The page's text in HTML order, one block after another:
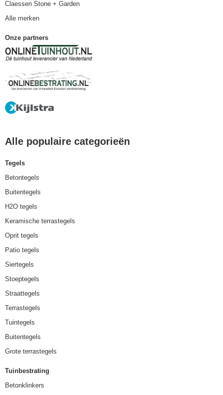
Claessen Stone + Garden
Alle merken
Onze partners
Alle populaire categorieën
Tegels
Betontegels
Buitentegels
H2O tegels
Keramische terrastegels
Oprit tegels
Patio tegels
Siertegels
Stoeptegels
Straattegels
Terrastegels
Tuintegels
Buitentegels
Grote terrastegels
Tuinbestrating
Betonklinkers